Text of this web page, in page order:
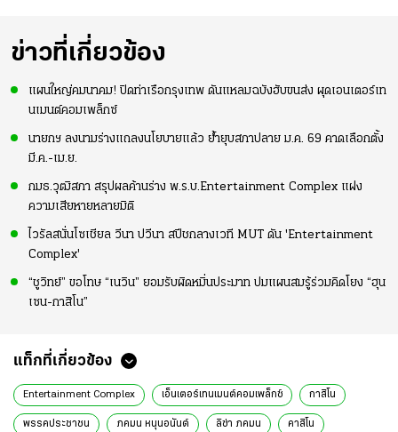
ข่าวที่เกี่ยวข้อง
แผนใหญ่คมนาคม! ปิดท่าเรือกรุงเทพ ดันแหลมฉบังฮับขนส่ง ผุดเอนเตอร์เท
นเมนต์คอมเพล็กซ์
นายกฯ ลงนามร่างแถลงนโยบายแล้ว ย้ำยุบสภาปลาย ม.ค. 69 คาดเลือกตั้ง
มี.ค.-เม.ย.
กมธ.วุฒิสภา สรุปผลค้านร่าง พ.ร.บ.Entertainment Complex แฝง
ความเสียหายหลายมิติ
ไวรัลสนั่นโซเชียล วีนา ปวีนา สปีชกลางเวที MUT ดัน 'Entertainment
Complex'
“ชูวิทย์” ขอโทษ “เนวิน” ยอมรับผิดหมิ่นประมาท ปมแผนสมรู้ร่วมคิดโยง “ฮุน
เซน-กาสิโน”
แท็กที่เกี่ยวข้อง
Entertainment Complex เอ็นเตอร์เทนเมนต์คอมเพล็กซ์​ กาสิโน
พรรคประชาชน ภคมน หนุนอนันต์ ลิซ่า ภคมน คาสิโน